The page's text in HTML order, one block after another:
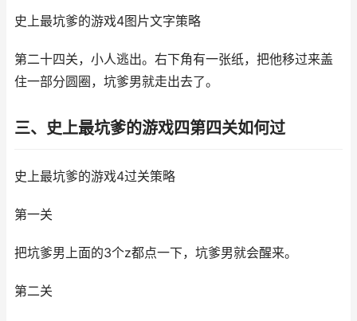
史上最坑爹的游戏4图片文字策略
第二十四关，小人逃出。右下角有一张纸，把他移过来盖
住一部分圆圈，坑爹男就走出去了。
三、史上最坑爹的游戏四第四关如何过
史上最坑爹的游戏4过关策略
第一关
把坑爹男上面的3个z都点一下，坑爹男就会醒来。
第二关